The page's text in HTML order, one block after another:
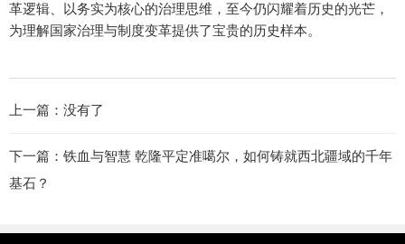
革逻辑、以务实为核心的治理思维，至今仍闪耀着历史的光芒，
为理解国家治理与制度变革提供了宝贵的历史样本。
上一篇：没有了
下一篇： 铁血与智慧 乾隆平定准噶尔，如何铸就西北疆域的千年
基石？